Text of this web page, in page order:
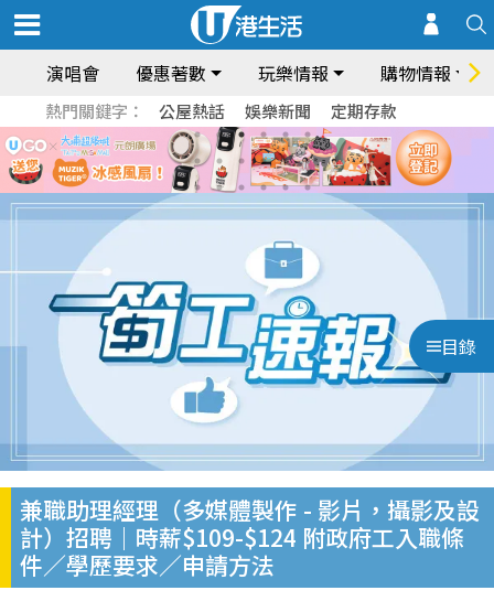
演唱會 優惠著數 玩樂情報 購物情報
熱門關鍵字： 公屋熱話 娛樂新聞 定期存款
目錄
兼職助理經理（多媒體製作 - 影片，攝影及設
計）招聘｜時薪$109-$124 附政府工入職條
件／學歷要求／申請方法